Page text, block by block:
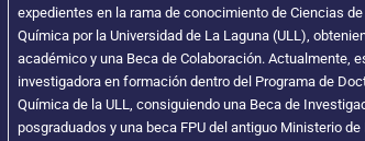
expedientes en la rama de conocimiento de Ciencias
Química por la Universidad de La Laguna (ULL),
académico y una Beca de Colaboración. Actualmente,
investigadora en formación dentro del Programa de
Química de la ULL, consiguiendo una Beca de
posgraduados y una beca FPU del antiguo Ministerio